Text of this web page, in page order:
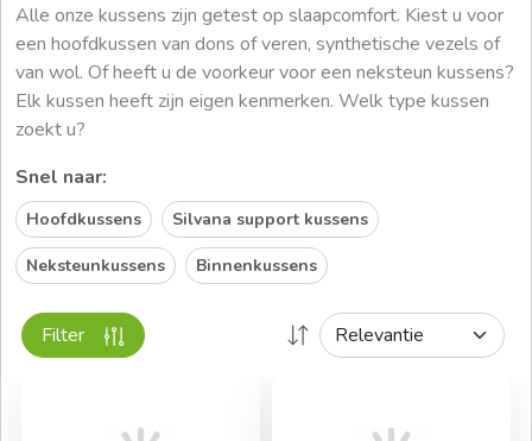
Alle onze kussens zijn getest op slaapcomfort. Kiest u voor
een hoofdkussen van dons of veren, synthetische vezels of
van wol. Of heeft u de voorkeur voor een neksteun kussens?
Elk kussen heeft zijn eigen kenmerken. Welk type kussen
zoekt u?
Snel naar:
Hoofdkussens Silvana support kussens
Neksteunkussens Binnenkussens
Filter